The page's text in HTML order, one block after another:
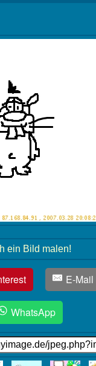
ein Bild malen!
E-Mail
WhatsApp